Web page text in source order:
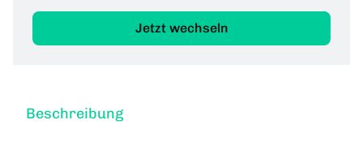
Jetzt wechseln
Beschreibung